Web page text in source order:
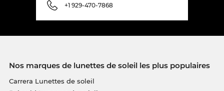
+1 929-470-7868
Nos marques de lunettes de soleil les plus populaires
Carrera Lunettes de soleil